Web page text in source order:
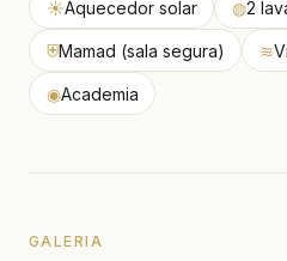
☀Aquecedor solar ◍2
⛨Mamad (sala segura) ≋
◉Academia
GALERIA